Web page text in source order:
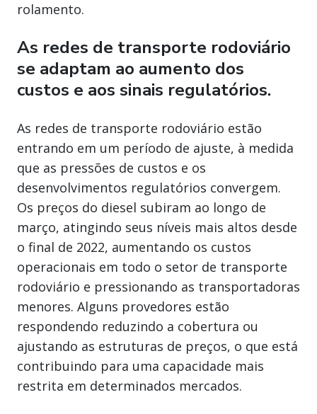
rolamento.
As redes de transporte rodoviário
se adaptam ao aumento dos
custos e aos sinais regulatórios.
As redes de transporte rodoviário estão
entrando em um período de ajuste, à medida
que as pressões de custos e os
desenvolvimentos regulatórios convergem.
Os preços do diesel subiram ao longo de
março, atingindo seus níveis mais altos desde
o final de 2022, aumentando os custos
operacionais em todo o setor de transporte
rodoviário e pressionando as transportadoras
menores. Alguns provedores estão
respondendo reduzindo a cobertura ou
ajustando as estruturas de preços, o que está
contribuindo para uma capacidade mais
restrita em determinados mercados.